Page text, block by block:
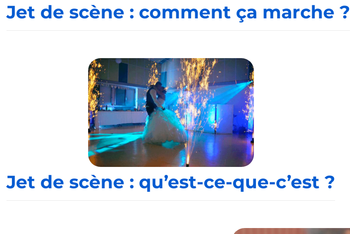
Jet de scène : comment ça marche ?
Jet de scène : qu’est-ce-que-c’est ?